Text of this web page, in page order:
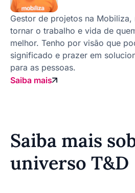
Gestor de projetos na Mobiliza,
tornar o trabalho e vida de
melhor. Tenho por visão que
significado e prazer em
para as pessoas.
Saiba mais
Saiba mais
universo T&D